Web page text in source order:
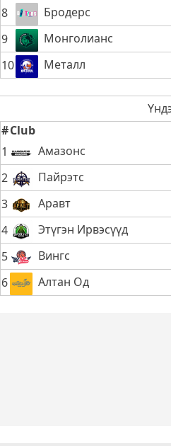
8
Бродерс
9
Монголианс
10
Металл
#Club
1
Амазонс
2
Пайрэтс
3
Аравт
4
Этүгэн Ирвэсүүд
5
Вингс
6
Алтан Од